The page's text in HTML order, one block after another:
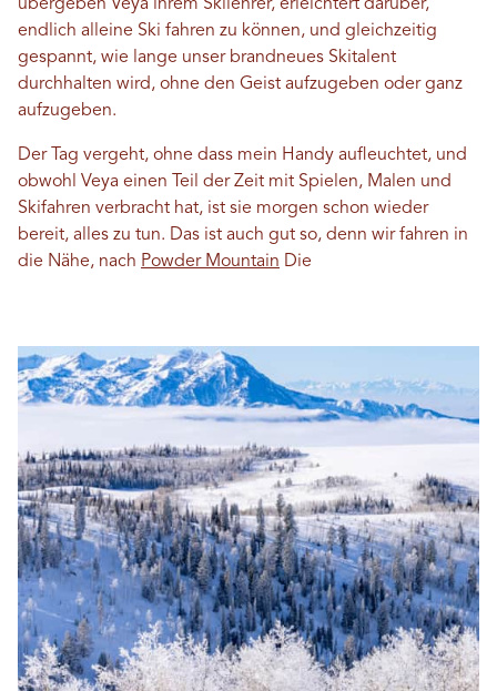
übergeben Veya ihrem Skilehrer, erleichtert darüber,
endlich alleine Ski fahren zu können, und gleichzeitig
gespannt, wie lange unser brandneues Skitalent
durchhalten wird, ohne den Geist aufzugeben oder ganz
aufzugeben.
Der Tag vergeht, ohne dass mein Handy aufleuchtet, und
obwohl Veya einen Teil der Zeit mit Spielen, Malen und
Skifahren verbracht hat, ist sie morgen schon wieder
bereit, alles zu tun. Das ist auch gut so, denn wir fahren in
die Nähe, nach Powder Mountain Die